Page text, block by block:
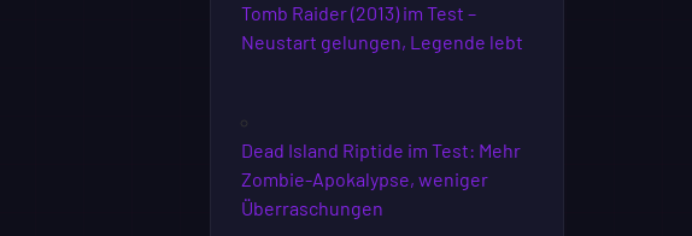
Tomb Raider (2013) im Test –
Neustart gelungen, Legende lebt
Dead Island Riptide im Test: Mehr
Zombie-Apokalypse, weniger
Überraschungen